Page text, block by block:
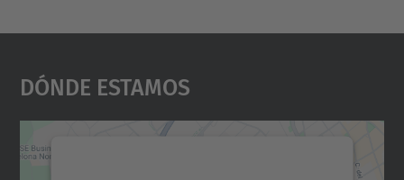
Dónde Estamos